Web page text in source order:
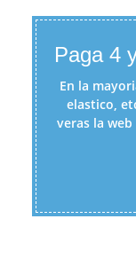
Paga 4
En la
elastico,
veras la